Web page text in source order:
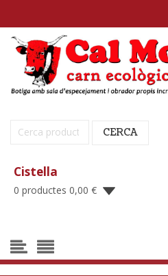
Cerca: CERCA
Cistella
0 productes 0,00 €